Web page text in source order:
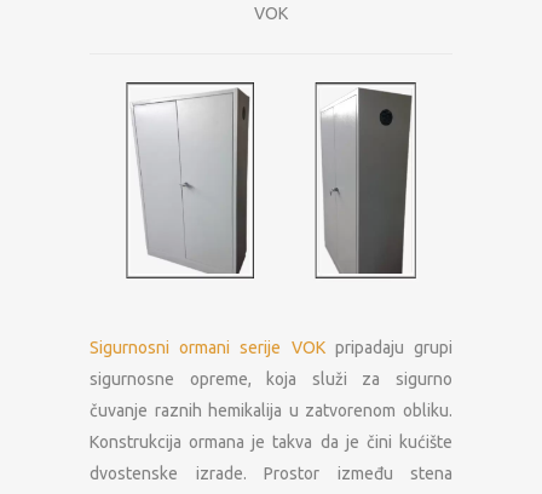
VOK
Sigurnosni ormani serije VOKpripadaju grupi
sigurnosne opreme, koja služi za sigurno
čuvanje raznih hemikalija u zatvorenom obliku.
Konstrukcija ormana je takva da je čini kućište
dvostenske izrade. Prostor između stena